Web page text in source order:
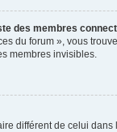
des membres
du forum », vous
membres invisibles.
différent de celui